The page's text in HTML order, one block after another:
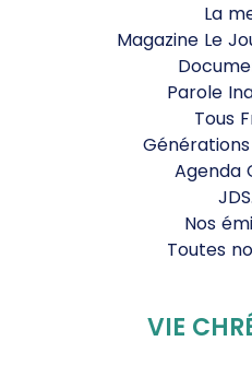
La
Magazine Le
Parole
Tous
Générations
Agenda
Nos
Toutes
VIE